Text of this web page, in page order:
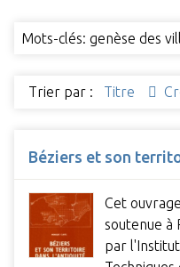
Mots-clés: genèse des
Trier par : Titre
Béziers et son
Cet
soutenue à
par